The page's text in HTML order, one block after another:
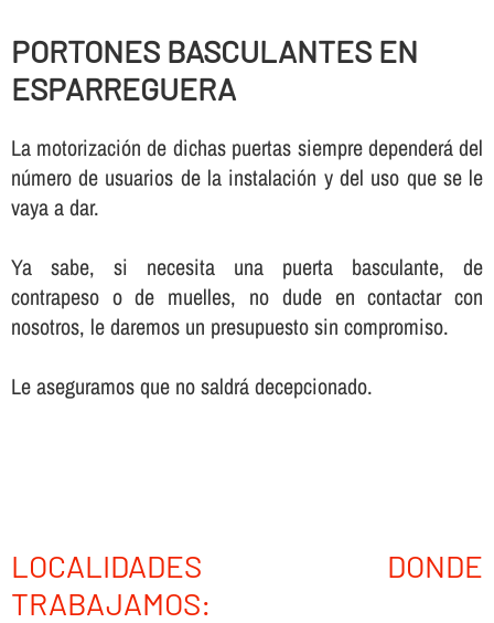
PORTONES BASCULANTES EN
ESPARREGUERA
La motorización de dichas puertas siempre dependerá del
número de usuarios de la instalación y del uso que se le
vaya a dar.
Ya sabe, si necesita una puerta basculante, de
contrapeso o de muelles, no dude en contactar con
nosotros, le daremos un presupuesto sin compromiso.
Le aseguramos que no saldrá decepcionado.
LOCALIDADES DONDE
TRABAJAMOS: